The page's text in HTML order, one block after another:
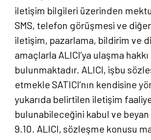
Anasayfa
Hakkımızda
Yayın Paketlerimiz
iletişim bilgileri üzerinden
SMS, telefon görüşmesi ve
iletişim, pazarlama, bildirim ve
amaçlarla ALICI’ya ulaşma hakkı
bulunmaktadır. ALICI, işbu
etmekle SATICI’nın kendisine
yukarıda belirtilen iletişim
bulunabileceğini kabul ve
9.10. ALICI, sözleşme konusu